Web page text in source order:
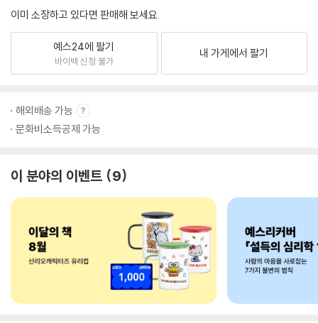
이미 소장하고 있다면 판매해 보세요.
예스24에 팔기
바이백 신청 불가
내 가게에서 팔기
해외배송 가능
문화비소득공제 가능
이 분야의 이벤트 9